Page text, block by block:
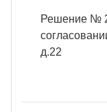
Решение №
д.22